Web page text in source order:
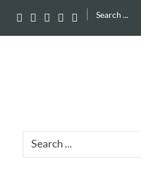
Search
for:
Search
for: